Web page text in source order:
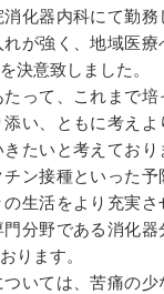
化器内科にて勤務
が強く、地域医療
決意致しました。
って、これまで培
い、ともに考えよ
たいと考えており
ン接種といった予
生活をより充実さ
分野である消化器
ります。
いては、苦痛の少